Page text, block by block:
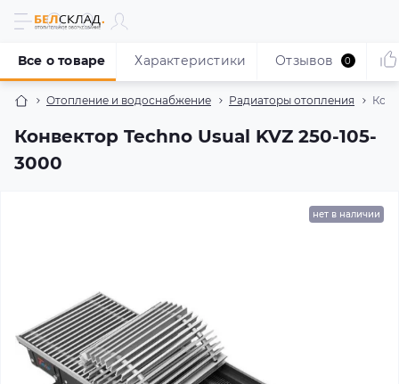
Отопление и водоснабжение Радиаторы отопления
Конвектор Techno Usual KVZ 250-105-
3000
Все о товаре Характеристики Отзывов 0
нет в наличии